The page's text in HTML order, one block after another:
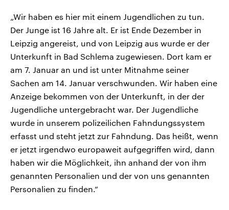
„Wir haben es hier mit einem Jugendlichen zu tun.
Der Junge ist 16 Jahre alt. Er ist Ende Dezember in
Leipzig angereist, und von Leipzig aus wurde er der
Unterkunft in Bad Schlema zugewiesen. Dort kam er
am 7. Januar an und ist unter Mitnahme seiner
Sachen am 14. Januar verschwunden. Wir haben eine
Anzeige bekommen von der Unterkunft, in der der
Jugendliche untergebracht war. Der Jugendliche
wurde in unserem polizeilichen Fahndungssystem
erfasst und steht jetzt zur Fahndung. Das heißt, wenn
er jetzt irgendwo europaweit aufgegriffen wird, dann
haben wir die Möglichkeit, ihn anhand der von ihm
genannten Personalien und der von uns genannten
Personalien zu finden.“